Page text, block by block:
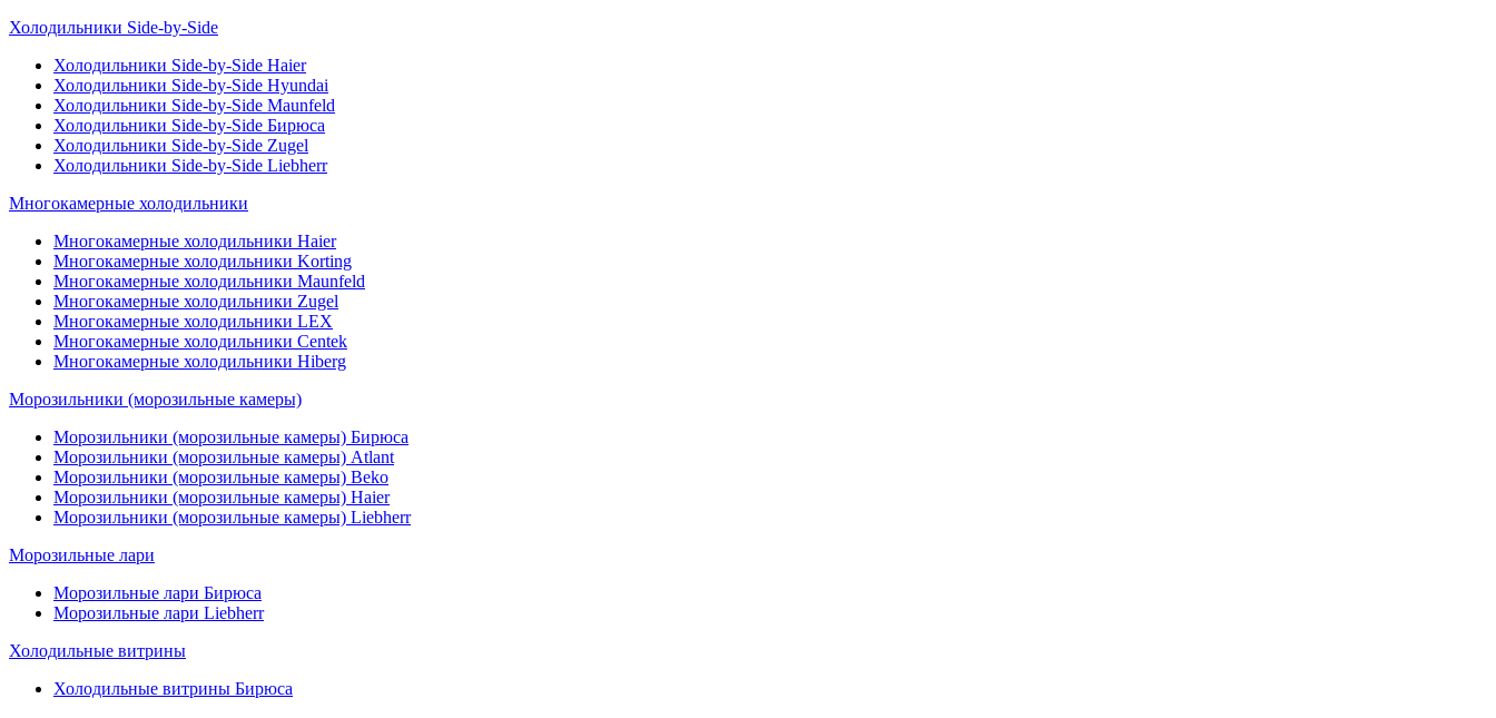
Холодильники Side-by-Side
Холодильники Side-by-Side Haier
Холодильники Side-by-Side Hyundai
Холодильники Side-by-Side Maunfeld
Холодильники Side-by-Side Бирюса
Холодильники Side-by-Side Zugel
Холодильники Side-by-Side Liebherr
Многокамерные холодильники
Многокамерные холодильники Haier
Многокамерные холодильники Korting
Многокамерные холодильники Maunfeld
Многокамерные холодильники Zugel
Многокамерные холодильники LEX
Многокамерные холодильники Centek
Многокамерные холодильники Hiberg
Морозильники (морозильные камеры)
Морозильники (морозильные камеры) Бирюса
Морозильники (морозильные камеры) Atlant
Морозильники (морозильные камеры) Beko
Морозильники (морозильные камеры) Haier
Морозильники (морозильные камеры) Liebherr
Морозильные лари
Морозильные лари Бирюса
Морозильные лари Liebherr
Холодильные витрины
Холодильные витрины Бирюса